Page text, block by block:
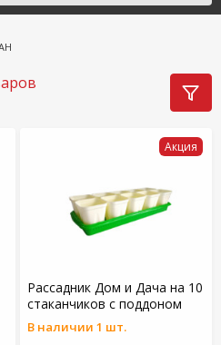
Акция
Рассадник Дом и Дача на 10
стаканчиков с поддоном
В наличии 1 шт.